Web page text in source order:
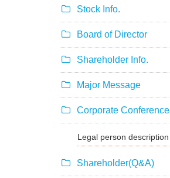
Stock Info.
Board of Director
Shareholder Info.
Major Message
Corporate Conference
Legal person description
Shareholder(Q&A)